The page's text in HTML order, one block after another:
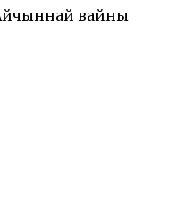
вайны